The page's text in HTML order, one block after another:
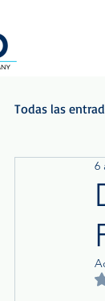
Todas las
Podcast
6